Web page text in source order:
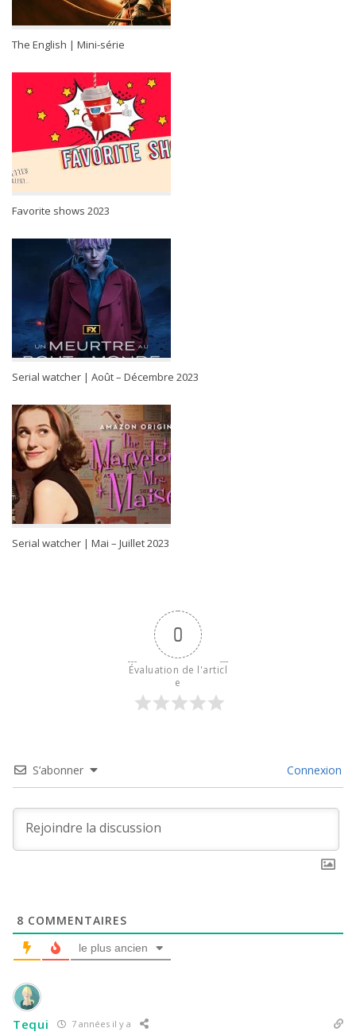
The English | Mini-série
Favorite shows 2023
Serial watcher | Août – Décembre 2023
Serial watcher | Mai – Juillet 2023
0
Évaluation de l'articl
e
S’abonner Connexion
8 COMMENTAIRES
le plus ancien
Tequi 7 années il y a